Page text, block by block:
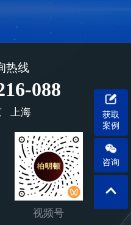
热线
088
上海
视频号
获取
案例
咨询